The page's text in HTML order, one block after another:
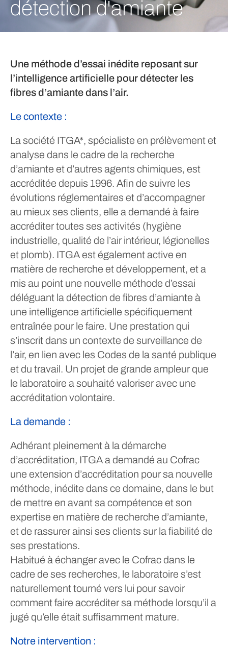
détection d'amiante
Une méthode d’essai inédite reposant sur
l’intelligence artificielle pour détecter les
fibres d’amiante dans l’air.
Le contexte :
La société ITGA*, spécialiste en prélèvement et
analyse dans le cadre de la recherche
d’amiante et d’autres agents chimiques, est
accréditée depuis 1996. Afin de suivre les
évolutions réglementaires et d’accompagner
au mieux ses clients, elle a demandé à faire
accréditer toutes ses activités (hygiène
industrielle, qualité de l’air intérieur, légionelles
et plomb). ITGA est également active en
matière de recherche et développement, et a
mis au point une nouvelle méthode d’essai
déléguant la détection de fibres d’amiante à
une intelligence artificielle spécifiquement
entraînée pour le faire. Une prestation qui
s’inscrit dans un contexte de surveillance de
l’air, en lien avec les Codes de la santé publique
et du travail. Un projet de grande ampleur que
le laboratoire a souhaité valoriser avec une
accréditation volontaire.
La demande :
Adhérant pleinement à la démarche
d’accréditation, ITGA a demandé au Cofrac
une extension d’accréditation pour sa nouvelle
méthode, inédite dans ce domaine, dans le but
de mettre en avant sa compétence et son
expertise en matière de recherche d’amiante,
et de rassurer ainsi ses clients sur la fiabilité de
ses prestations.
Habitué à échanger avec le Cofrac dans le
cadre de ses recherches, le laboratoire s’est
naturellement tourné vers lui pour savoir
comment faire accréditer sa méthode lorsqu’il a
jugé qu’elle était suffisamment mature.
Notre intervention :